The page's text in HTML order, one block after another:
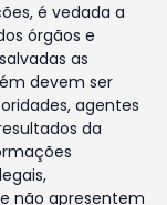
é vedada a
órgãos e
as
devem ser
agentes
da
não apresentem